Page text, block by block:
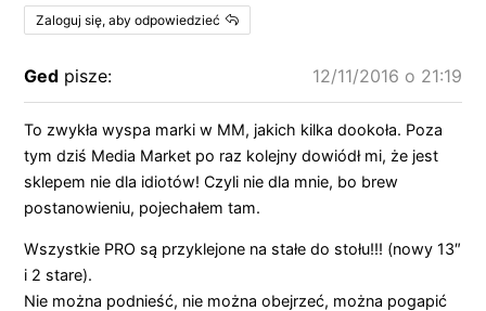
Zaloguj się, aby odpowiedzieć
Ged pisze: 12/11/2016 o 21:19
To zwykła wyspa marki w MM, jakich kilka dookoła. Poza
tym dziś Media Market po raz kolejny dowiódł mi, że jest
sklepem nie dla idiotów! Czyli nie dla mnie, bo brew
postanowieniu, pojechałem tam.
Wszystkie PRO są przyklejone na stałe do stołu!!! (nowy 13″
i 2 stare).
Nie można podnieść, nie można obejrzeć, można pogapić